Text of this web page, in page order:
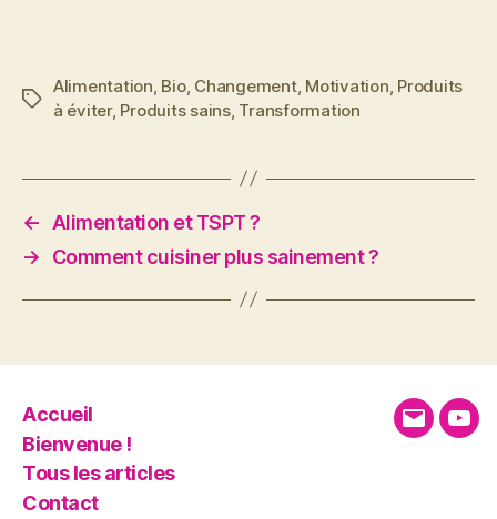
Étiquettes
Alimentation Bio, Changement, Motivation Produits
à éviter, Produits sains, Transformation
←
Alimentation et TSPT ?
→
Comment cuisiner plus sainement ?
Accueil
Bienvenue !
Tous les articles
Contact
E-